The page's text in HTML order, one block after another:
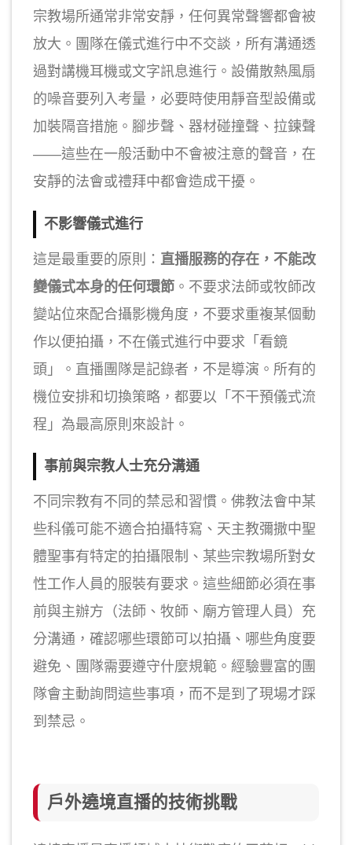
宗教場所通常非常安靜，任何異常聲響都會被
放大。團隊在儀式進行中不交談，所有溝通透
過對講機耳機或文字訊息進行。設備散熱風扇
的噪音要列入考量，必要時使用靜音型設備或
加裝隔音措施。腳步聲、器材碰撞聲、拉鍊聲
——這些在一般活動中不會被注意的聲音，在
安靜的法會或禮拜中都會造成干擾。
不影響儀式進行
這是最重要的原則： 直播服務的存在，不能改
變儀式本身的任何環節 。不要求法師或牧師改
變站位來配合攝影機角度，不要求重複某個動
作以便拍攝，不在儀式進行中要求「看鏡
頭」。直播團隊是記錄者，不是導演。所有的
機位安排和切換策略，都要以「不干預儀式流
程」為最高原則來設計。
事前與宗教人士充分溝通
不同宗教有不同的禁忌和習慣。佛教法會中某
些科儀可能不適合拍攝特寫、天主教彌撒中聖
體聖事有特定的拍攝限制、某些宗教場所對女
性工作人員的服裝有要求。這些細節必須在事
前與主辦方（法師、牧師、廟方管理人員）充
分溝通，確認哪些環節可以拍攝、哪些角度要
避免、團隊需要遵守什麼規範。經驗豐富的團
隊會主動詢問這些事項，而不是到了現場才踩
到禁忌。
戶外遶境直播的技術挑戰